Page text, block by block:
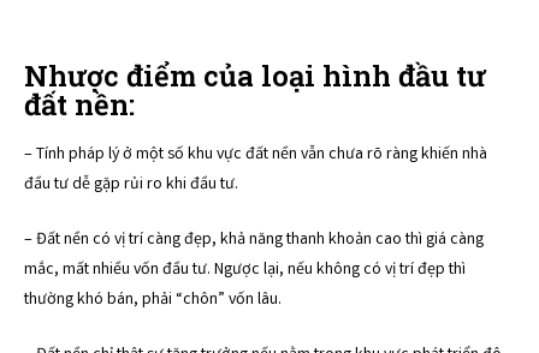
Nhược điểm của loại hình đầu tư
đất nền:
– Tính pháp lý ở một số khu vực đất nền vẫn chưa rõ ràng khiến nhà
đầu tư dễ gặp rủi ro khi đầu tư.
– Đất nền có vị trí càng đẹp, khả năng thanh khoản cao thì giá càng
mắc, mất nhiều vốn đầu tư. Ngược lại, nếu không có vị trí đẹp thì
thường khó bán, phải “chôn” vốn lâu.